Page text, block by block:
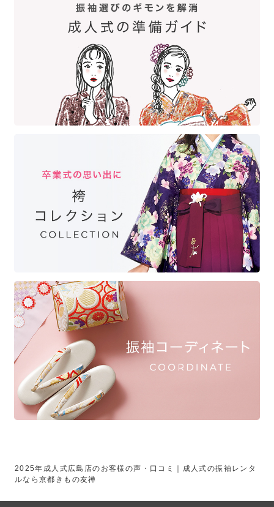
2025年成人式広島店のお客様の声・口コミ｜成人式の振袖レンタ
ルなら京都きもの友禅